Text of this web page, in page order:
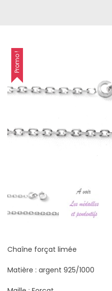
Promo !
Chaîne forçat limée
Matière : argent 925/1000